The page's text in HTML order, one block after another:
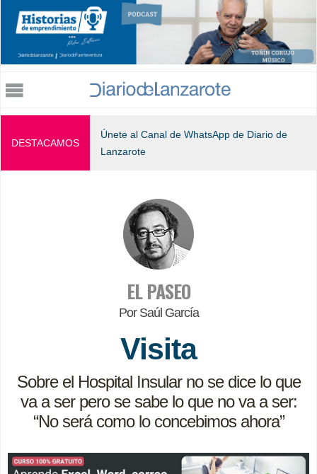
Jump to navigation
DESTACAMOS
Únete al Canal de WhatsApp de Diario de
Lanzarote
EL PASEO
Por Saúl García
Visita
Sobre el Hospital Insular no se dice lo que
va a ser pero se sabe lo que no va a ser:
“No será como lo concebimos ahora”